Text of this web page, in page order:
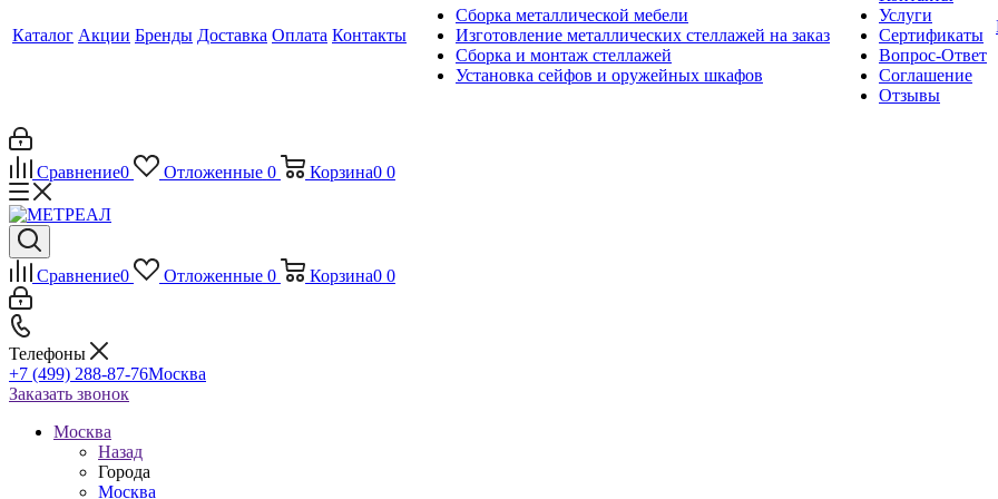
Каталог Акции Бренды Доставка Оплата Контакты
Сборка металлической мебели
Изготовление металлических стеллажей на заказ
Сборка и монтаж стеллажей
Установка сейфов и оружейных шкафов
Услуги
Сертификаты
Вопрос-Ответ
Соглашение
Отзывы
Сравнение0 Отложенные 0 Корзина0 0
Сравнение0 Отложенные 0 Корзина0 0
Телефоны
+7 (499) 288-87-76Москва
Заказать звонок
Москва
Назад
Города
Москва